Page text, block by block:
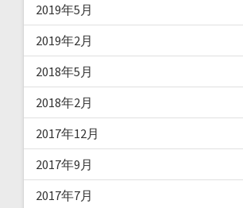
2019年5月
2019年2月
2018年5月
2018年2月
2017年12月
2017年9月
2017年7月